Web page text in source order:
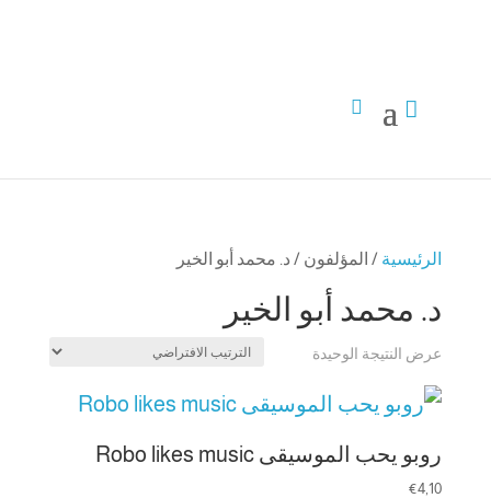


الرئيسية / المؤلفون / د. محمد أبو الخير
د. محمد أبو الخير
عرض النتيجة الوحيدة
روبو يحب الموسيقى Robo likes music
€4,10